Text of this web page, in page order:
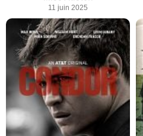
11 juin 2025